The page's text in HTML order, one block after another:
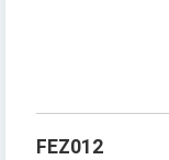
FEZ012